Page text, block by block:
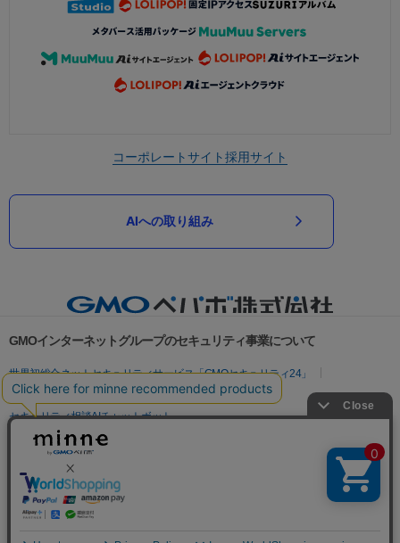
コーポレートサイト採用サイト
AIへの取り組み
GMOインターネットグループのセキュリティ事業について
世界初総合ネットセキュリティサービス「GMOセキュリティ24」
パスワード漏洩診断
Webサイトリスク診断
セキュリティ相談AIチャットボット
実在証明・盗聴対策
サイバー攻撃対策（GMO Flatt Security）
セキュリティ事業の軌跡